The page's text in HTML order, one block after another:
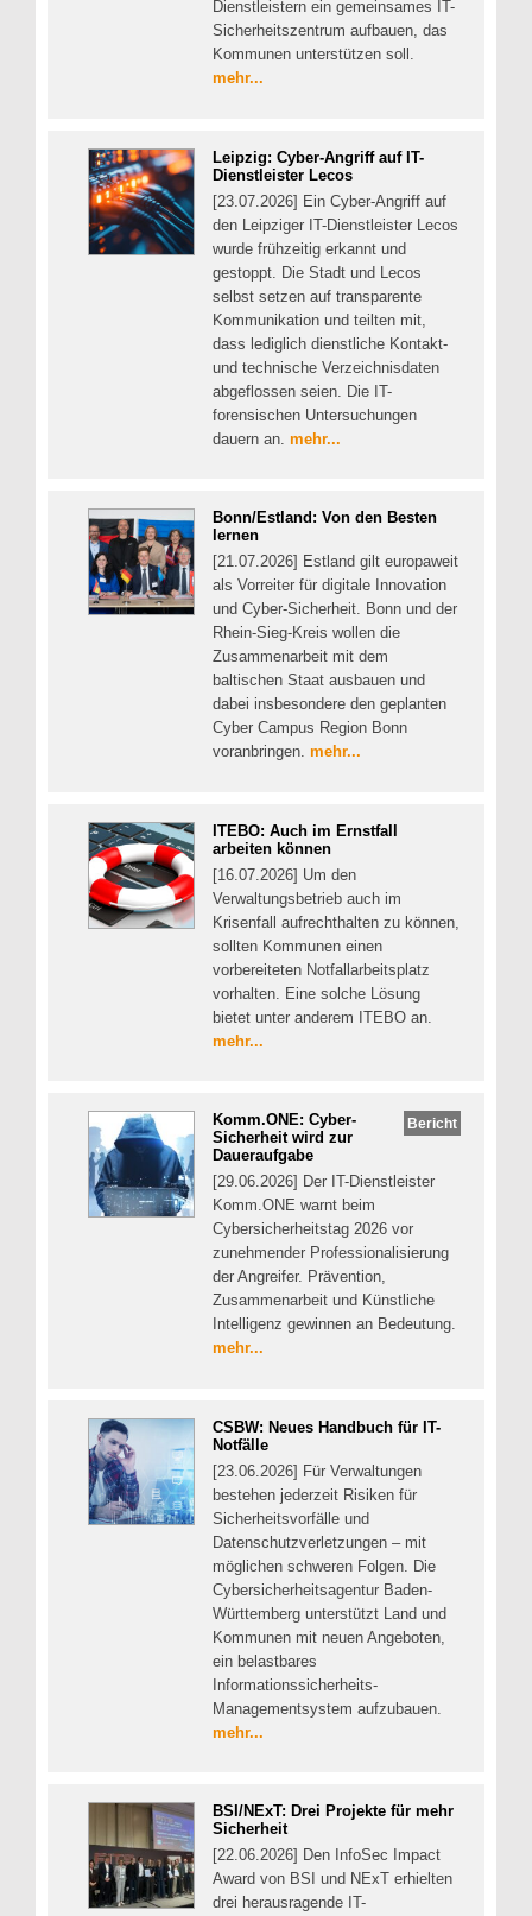
Dienstleistern ein gemeinsames IT-
Sicherheitszentrum aufbauen, das
Kommunen unterstützen soll.
mehr...
Leipzig: Cyber-Angriff auf IT-
Dienstleister Lecos
[23.07.2026] Ein Cyber-Angriff auf
den Leipziger IT-Dienstleister Lecos
wurde frühzeitig erkannt und
gestoppt. Die Stadt und Lecos
selbst setzen auf transparente
Kommunikation und teilten mit,
dass lediglich dienstliche Kontakt-
und technische Verzeichnisdaten
abgeflossen seien. Die IT-
forensischen Untersuchungen
dauern an. mehr...
Bonn/Estland: Von den Besten
lernen
[21.07.2026] Estland gilt europaweit
als Vorreiter für digitale Innovation
und Cyber-Sicherheit. Bonn und der
Rhein-Sieg-Kreis wollen die
Zusammenarbeit mit dem
baltischen Staat ausbauen und
dabei insbesondere den geplanten
Cyber Campus Region Bonn
voranbringen. mehr...
ITEBO: Auch im Ernstfall
arbeiten können
[16.07.2026] Um den
Verwaltungsbetrieb auch im
Krisenfall aufrechthalten zu können,
sollten Kommunen einen
vorbereiteten Notfallarbeitsplatz
vorhalten. Eine solche Lösung
bietet unter anderem ITEBO an.
mehr...
Bericht
Komm.ONE: Cyber-
Sicherheit wird zur
Daueraufgabe
[29.06.2026] Der IT-Dienstleister
Komm.ONE warnt beim
Cybersicherheitstag 2026 vor
zunehmender Professionalisierung
der Angreifer. Prävention,
Zusammenarbeit und Künstliche
Intelligenz gewinnen an Bedeutung.
mehr...
CSBW: Neues Handbuch für IT-
Notfälle
[23.06.2026] Für Verwaltungen
bestehen jederzeit Risiken für
Sicherheitsvorfälle und
Datenschutzverletzungen – mit
möglichen schweren Folgen. Die
Cybersicherheitsagentur Baden-
Württemberg unterstützt Land und
Kommunen mit neuen Angeboten,
ein belastbares
Informationssicherheits-
Managementsystem aufzubauen.
mehr...
BSI/NExT: Drei Projekte für mehr
Sicherheit
[22.06.2026] Den InfoSec Impact
Award von BSI und NExT erhielten
drei herausragende IT-